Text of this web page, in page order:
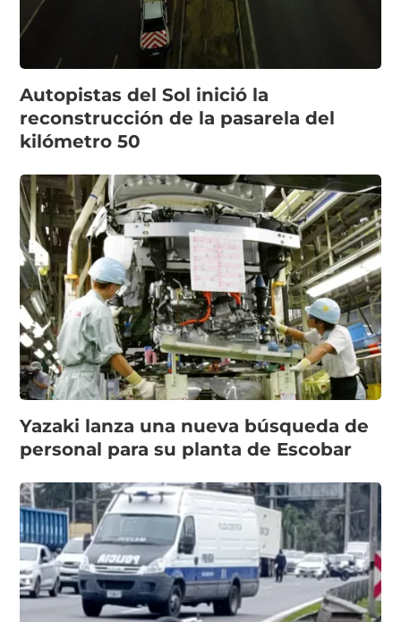
Autopistas del Sol inició la
reconstrucción de la pasarela del
kilómetro 50
Yazaki lanza una nueva búsqueda de
personal para su planta de Escobar